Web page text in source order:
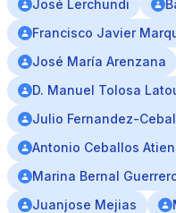
José Lerchundi
Francisco Javier
José María Arenzana
D. Manuel Tolosa
Julio Fernandez-
Antonio Ceballos
Marina Bernal
Juanjose Mejias